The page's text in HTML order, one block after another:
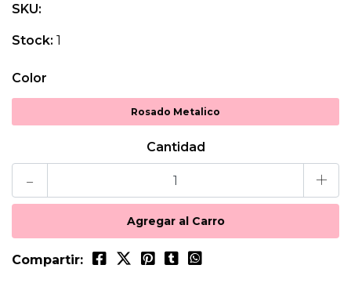
SKU:
Stock: 1
Color
Rosado Metalico
Cantidad
- +
Compartir: